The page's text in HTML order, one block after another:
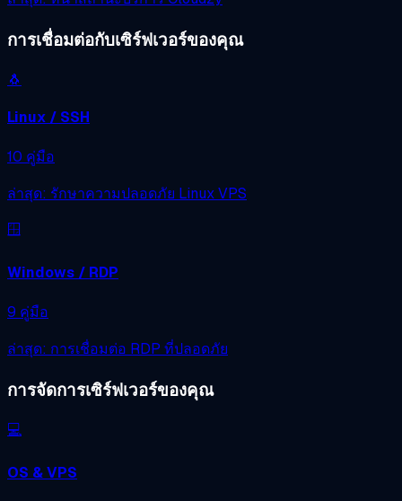
การเชื่อมต่อกับเซิร์ฟเวอร์ของคุณ
🐧
Linux / SSH
10 คู่มือ
ล่าสุด: รักษาความปลอดภัย Linux VPS
🪟
Windows / RDP
9 คู่มือ
ล่าสุด: การเชื่อมต่อ RDP ที่ปลอดภัย
การจัดการเซิร์ฟเวอร์ของคุณ
💻
OS & VPS